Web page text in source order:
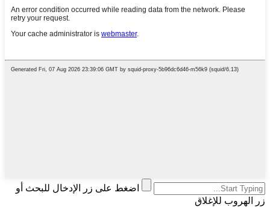
اضغط على زر الإدخال للبحث أو
زر الهروب للإغلاق